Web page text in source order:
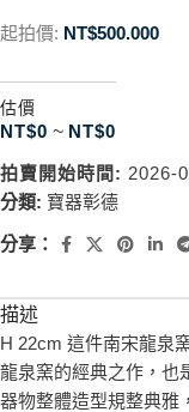
起拍價: NT$500.000
估價
NT$0 ~ NT$0
拍賣開始時間: 2026-
分類: 寶器彰德
分享：
描述
H 22cm 這件南宋龍泉
龍泉窯的經典之作，也
器物整體造型規整典雅